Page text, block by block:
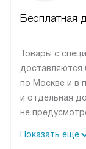
Бесплатная
Товары с
доставляются
по Москве и в
и отдельная
не
рекомендуем
Показать ещё